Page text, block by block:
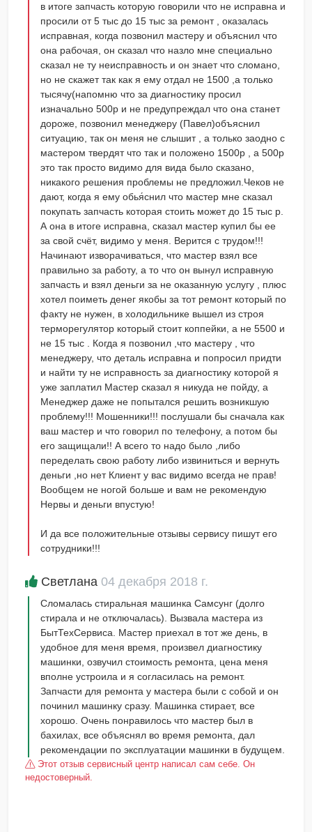
в итоге запчасть которую говорили что не исправна и
просили от 5 тыс до 15 тыс за ремонт , оказалась
исправная, когда позвонил мастеру и объяснил что
она рабочая, он сказал что назло мне специально
сказал не ту неисправность и он знает что сломано,
но не скажет так как я ему отдал не 1500 ,а только
тысячу(напомню что за диагностику просил
изначально 500р и не предупреждал что она станет
дороже, позвонил менеджеру (Павел)объяснил
ситуацию, так он меня не слышит , а только заодно с
мастером твердят что так и положено 1500р , а 500р
это так просто видимо для вида было сказано,
никакого решения проблемы не предложил.Чеков не
дают, когда я ему обья́снил что мастер мне сказал
покупать запчасть которая стоить может до 15 тыс р.
А она в итоге исправна, сказал мастер купил бы ее
за свой счёт, видимо у меня. Верится с трудом!!!
Начинают изворачиваться, что мастер взял все
правильно за работу, а то что он вынул исправную
запчасть и взял деньги за не оказанную услугу , плюс
хотел поиметь денег якобы за тот ремонт который по
факту не нужен, в холодильнике вышел из строя
терморегулятор который стоит коппейки, а не 5500 и
не 15 тыс . Когда я позвонил ,что мастеру , что
менеджеру, что деталь исправна и попросил придти
и найти ту не исправность за диагностику которой я
уже заплатил Мастер сказал я никуда не пойду, а
Менеджер даже не попытался решить возникшую
проблему!!! Мошенники!!! послушали бы сначала как
ваш мастер и что говорил по телефону, а потом бы
его защищали!! А всего то надо было ,либо
переделать свою работу либо извиниться и вернуть
деньги ,но нет Клиент у вас видимо всегда не прав!
Вообщем не ногой больше и вам не рекомендую
Нервы и деньги впустую!
И да все положительные отзывы сервису пишут его
сотрудники!!!
Светлана 04 декабря 2018 г.
Сломалась стиральная машинка Самсунг (долго
стирала и не отключалась). Вызвала мастера из
БытТехСервиса. Мастер приехал в тот же день, в
удобное для меня время, произвел диагностику
машинки, озвучил стоимость ремонта, цена меня
вполне устроила и я согласилась на ремонт.
Запчасти для ремонта у мастера были с собой и он
починил машинку сразу. Машинка стирает, все
хорошо. Очень понравилось что мастер был в
бахилах, все объяснял во время ремонта, дал
рекомендации по эксплуатации машинки в будущем.
Этот отзыв сервисный центр написал сам себе. Он
недостоверный.